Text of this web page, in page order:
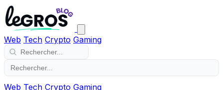
Web Tech Crypto Gaming
Web Tech Crypto Gaming